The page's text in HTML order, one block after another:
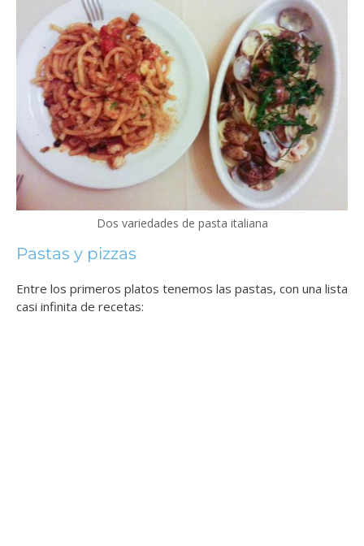
Dos variedades de pasta italiana
Pastas y pizzas
Entre los primeros platos tenemos las pastas, con una lista
casi infinita de recetas: